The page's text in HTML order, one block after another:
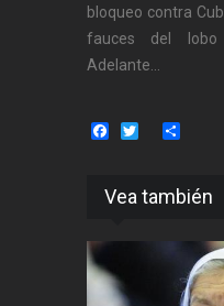
bloqueo contra
fauces del lobo
Adelante...
Facebook
Twitter
Vea también